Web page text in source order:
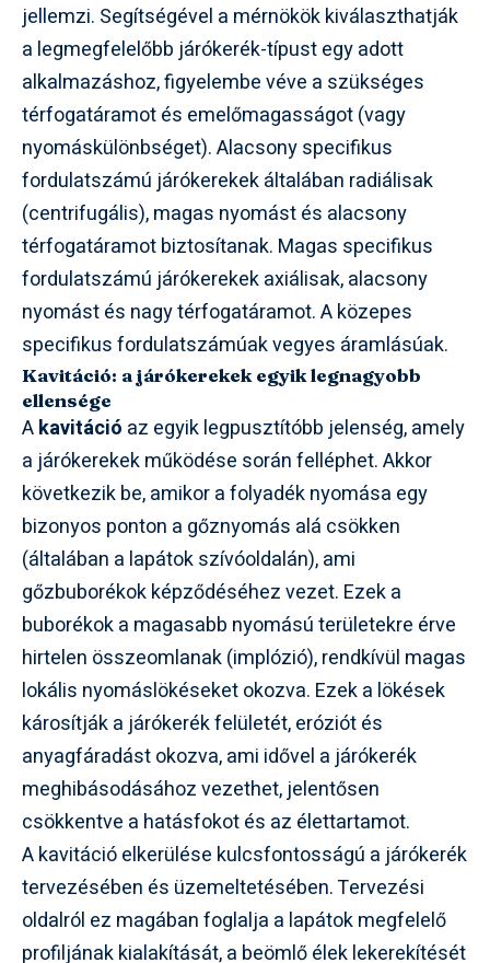
jellemzi. Segítségével a mérnökök kiválaszthatják
a legmegfelelőbb járókerék-típust egy adott
alkalmazáshoz, figyelembe véve a szükséges
térfogatáramot és emelőmagasságot (vagy
nyomáskülönbséget). Alacsony specifikus
fordulatszámú járókerekek általában radiálisak
(centrifugális), magas nyomást és alacsony
térfogatáramot biztosítanak. Magas specifikus
fordulatszámú járókerekek axiálisak, alacsony
nyomást és nagy térfogatáramot. A közepes
specifikus fordulatszámúak vegyes áramlásúak.
Kavitáció: a járókerekek egyik legnagyobb
ellensége
Akavitáció az egyik legpusztítóbb jelenség, amely
a járókerekek működése során felléphet. Akkor
következik be, amikor a folyadék nyomása egy
bizonyos ponton a gőznyomás alá csökken
(általában a lapátok szívóoldalán), ami
gőzbuborékok képződéséhez vezet. Ezek a
buborékok a magasabb nyomású területekre érve
hirtelen összeomlanak (implózió), rendkívül magas
lokális nyomáslökéseket okozva. Ezek a lökések
károsítják a járókerék felületét, eróziót és
anyagfáradást okozva, ami idővel a járókerék
meghibásodásához vezethet, jelentősen
csökkentve a hatásfokot és az élettartamot.
A kavitáció elkerülése kulcsfontosságú a járókerék
tervezésében és üzemeltetésében. Tervezési
oldalról ez magában foglalja a lapátok megfelelő
profiljának kialakítását, a beömlő élek lekerekítését